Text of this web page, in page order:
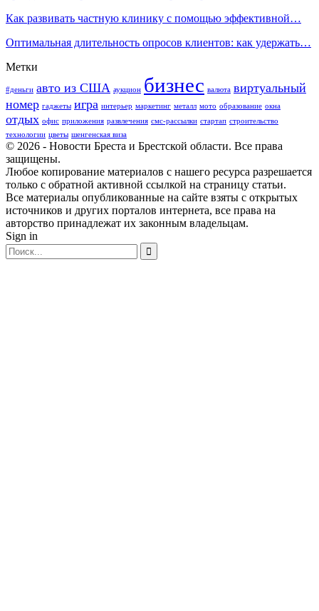
Как развивать частную клинику с помощью эффективной…
Оптимальная длительность опросов клиентов: как удержать…
Метки
#деньги авто из США аукцион бизнес валюта виртуальный
номер гаджеты игра интерьер маркетинг металл мото образование окна
отдых офис приложения развлечения смс-рассылки стартап строительство
технологии цветы шенгенская виза
© 2026 - Новости Бреста и Брестской области. Все права
защищены.
Любое копирование материалов с нашего ресурса разрешается
только с обратной активной ссылкой на страницу статьи.
Все материалы опубликованные на сайте взяты с открытых
источников и других порталов интернета, все права на
авторство принадлежат их законным владельцам.
Sign in